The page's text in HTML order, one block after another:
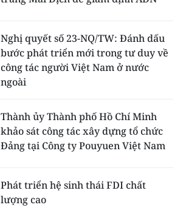
Nghị quyết số 23-NQ/TW: Đánh dấu
bước phát triển mới trong tư duy về
công tác người Việt Nam ở nước
ngoài
Thành ủy Thành phố Hồ Chí Minh
khảo sát công tác xây dựng tổ chức
Đảng tại Công ty Pouyuen Việt Nam
Phát triển hệ sinh thái FDI chất
lượng cao